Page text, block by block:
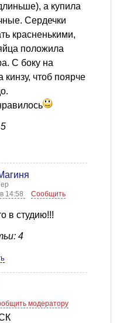
а купила
Сердечки
красненькими,
положила
С боку на
кинзу, чтоб поярче
14:58
Сообщить
в студию!!!
4
модератору